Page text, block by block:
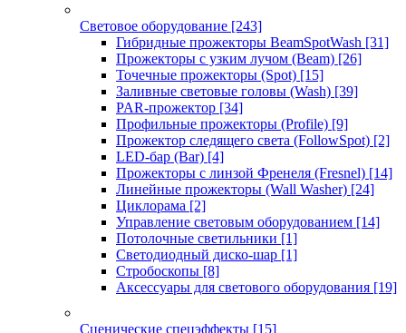
Световое оборудование [243]
Гибридные прожекторы BeamSpotWash [31]
Прожекторы с узким лучом (Beam) [26]
Точечные прожекторы (Spot) [15]
Заливные световые головы (Wash) [39]
PAR-прожектор [34]
Профильные прожекторы (Profile) [9]
Прожектор следящего света (FollowSpot) [2]
LED-бар (Bar) [4]
Прожекторы с линзой Френеля (Fresnel) [14]
Линейные прожекторы (Wall Washer) [24]
Циклорама [2]
Управление световым оборудованием [14]
Потолочные светильники [1]
Светодиодный диско-шар [1]
Стробоскопы [8]
Аксессуары для светового оборудования [19]
Сценические спецэффекты [15]